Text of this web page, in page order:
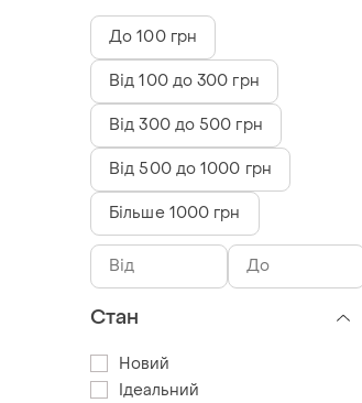
До 100 грн
Від 100 до 300 грн
Від 300 до 500 грн
Від 500 до 1000 грн
Більше 1000 грн
Стан
Новий
Ідеальний